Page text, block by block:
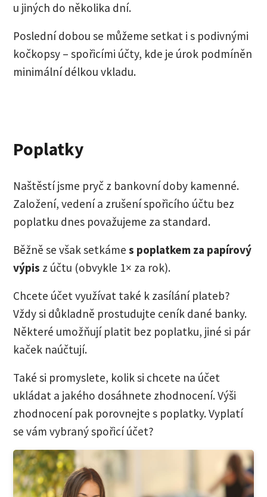
u jiných do několika dní.
Poslední dobou se můžeme setkat i s podivnými
kočkopsy – spořicími účty, kde je úrok podmíněn
minimální délkou vkladu.
Poplatky
Naštěstí jsme pryč z bankovní doby kamenné.
Založení, vedení a zrušení spořicího účtu bez
poplatku dnes považujeme za standard.
Běžně se však setkámes poplatkem za papírový
výpis z účtu (obvykle 1× za rok).
Chcete účet využívat také k zasílání plateb?
Vždy si důkladně prostudujte ceník dané banky.
Některé umožňují platit bez poplatku, jiné si pár
kaček naúčtují.
Také si promyslete, kolik si chcete na účet
ukládat a jakého dosáhnete zhodnocení. Výši
zhodnocení pak porovnejte s poplatky. Vyplatí
se vám vybraný spořicí účet?